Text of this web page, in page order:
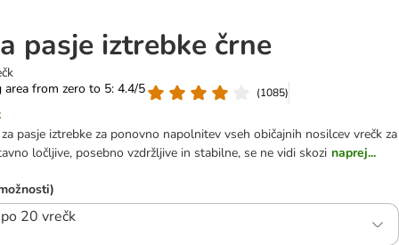
pasje iztrebke črne
from zero to 5: 4.4/5
(1085)
pasje iztrebke za ponovno napolnitev vseh običajnih nosilcev vrečk za
ločljive, posebno vzdržljive in stabilne, se ne vidi skozi naprej...
20 vrečk